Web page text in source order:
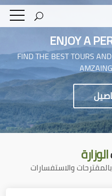
ENJOY A
FIND THE BEST TOURS
الوزارة
والاستفسارات